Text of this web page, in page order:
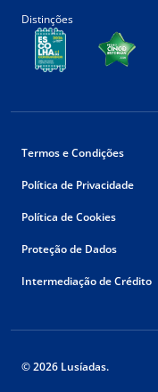
Distinções
Termos e Condições
Política de Privacidade
Política de Cookies
Proteção de Dados
Intermediação de Crédito
© 2026 Lusíadas.